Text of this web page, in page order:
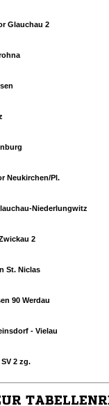
Glauchau 2
Neukirchen/​Pl.
Niederlungwitz
2
St. Niclas
90 Werdau
- Vielau
2 zg.